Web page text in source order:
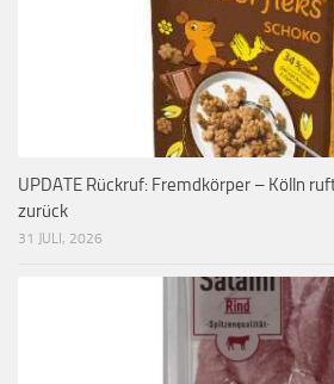
UPDATE Rückruf: Fremdkörper – Kölln
zurück
31 JULI, 2026